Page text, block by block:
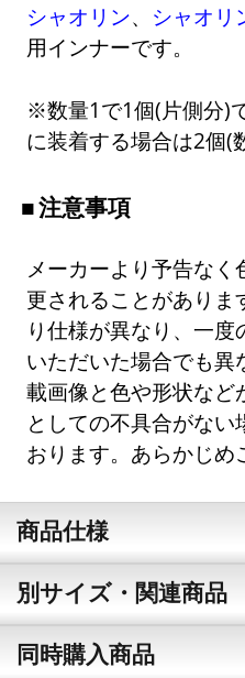
シャオリン、 シャオリ
用インナーです。
※数量1で1個(片側分)
に装着する場合は2個(
注意事項
メーカーより予告な
更されることがありま
り仕様が異なり、一度
いただいた場合でも異
載画像と色や形状など
としての不具合がな
おります。あらかじめ
商品仕様
別サイズ・関連商品
同時購入商品